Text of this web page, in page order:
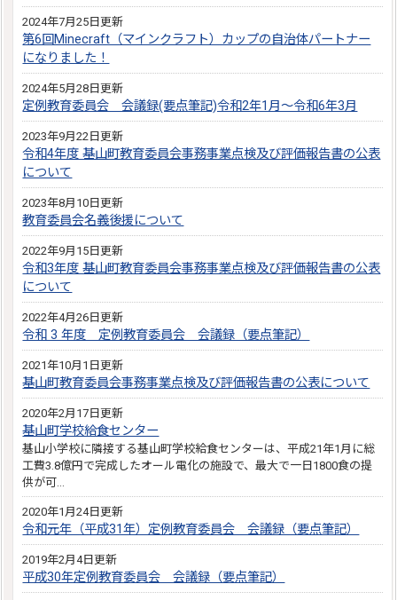
2024年7月25日更新
第6回Minecraft（マインクラフト）カップの自治体パートナー
になりました！
2024年5月28日更新
定例教育委員会 会議録(要点筆記)令和2年1月～令和6年3月
2023年9月22日更新
令和4年度 基山町教育委員会事務事業点検及び評価報告書の公表
について
2023年8月10日更新
教育委員会名義後援について
2022年9月15日更新
令和3年度 基山町教育委員会事務事業点検及び評価報告書の公表
について
2022年4月26日更新
令和 3 年度 定例教育委員会 会議録（要点筆記）
2021年10月1日更新
基山町教育委員会事務事業点検及び評価報告書の公表について
2020年2月17日更新
基山町学校給食センター
基山小学校に隣接する基山町学校給食センターは、平成21年1月に総
工費3.8億円で完成したオール電化の施設で、最大で一日1800食の提
供が可…
2020年1月24日更新
令和元年（平成31年）定例教育委員会 会議録（要点筆記）
2019年2月4日更新
平成30年定例教育委員会 会議録（要点筆記）